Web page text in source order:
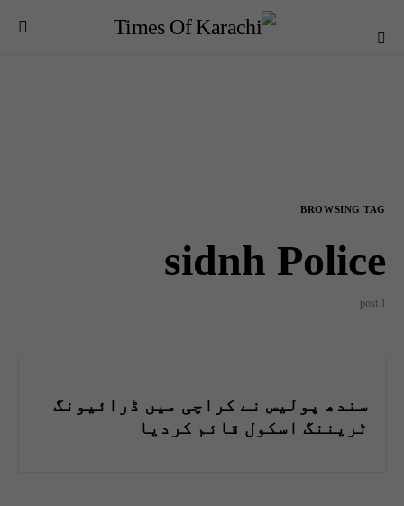
BROWSING TAG
sidnh Police
1 post
سندھ پولیس نے کراچی میں ڈرائیونگ
ٹریننگ اسکول قائم کردیا